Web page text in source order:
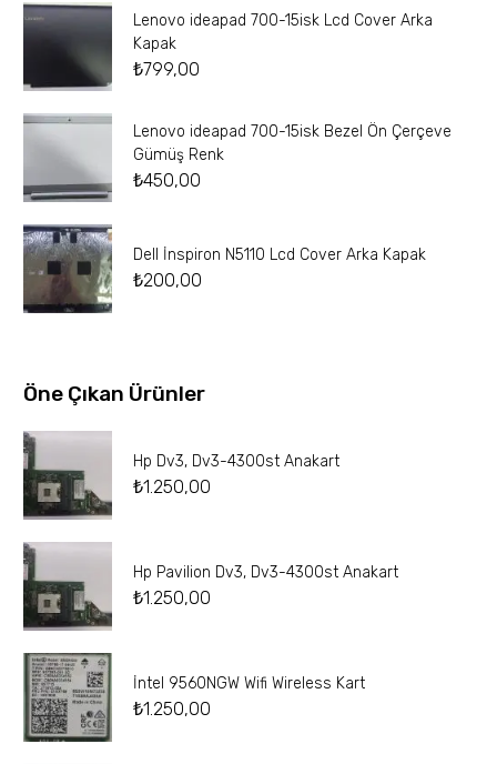
Lenovo ideapad 700-15isk Lcd Cover Arka
Kapak
₺799,00
Lenovo ideapad 700-15isk Bezel Ön Çerçeve
Gümüş Renk
₺450,00
Dell İnspiron N5110 Lcd Cover Arka Kapak
₺200,00
Öne Çıkan Ürünler
Hp Dv3, Dv3-4300st Anakart
₺1.250,00
Hp Pavilion Dv3, Dv3-4300st Anakart
₺1.250,00
İntel 9560NGW Wifi Wireless Kart
₺1.250,00